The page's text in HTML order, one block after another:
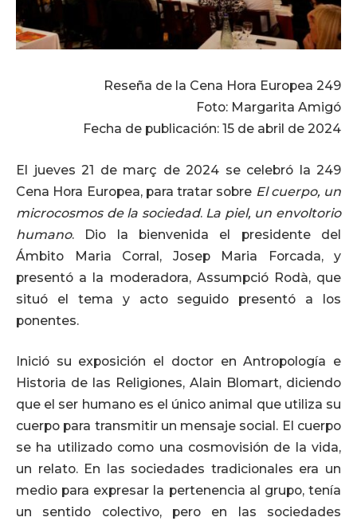
Reseña de la Cena Hora Europea 249
Foto: Margarita Amigó
Fecha de publicación: 15 de abril de 2024
El jueves 21 de març de 2024 se celebró la 249
Cena Hora Europea, para tratar sobre El cuerpo, un
microcosmos de la sociedad. La piel, un envoltorio
humano. Dio la bienvenida el presidente del
Ámbito Maria Corral, Josep Maria Forcada, y
presentó a la moderadora, Assumpció Rodà, que
situó el tema y acto seguido presentó a los
ponentes.
Inició su exposición el doctor en Antropología e
Historia de las Religiones, Alain Blomart, diciendo
que el ser humano es el único animal que utiliza su
cuerpo para transmitir un mensaje social. El cuerpo
se ha utilizado como una cosmovisión de la vida,
un relato. En las sociedades tradicionales era un
medio para expresar la pertenencia al grupo, tenía
un sentido colectivo, pero en las sociedades